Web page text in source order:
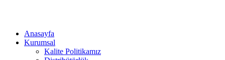
Anasayfa
Kurumsal
Kalite Politikamız